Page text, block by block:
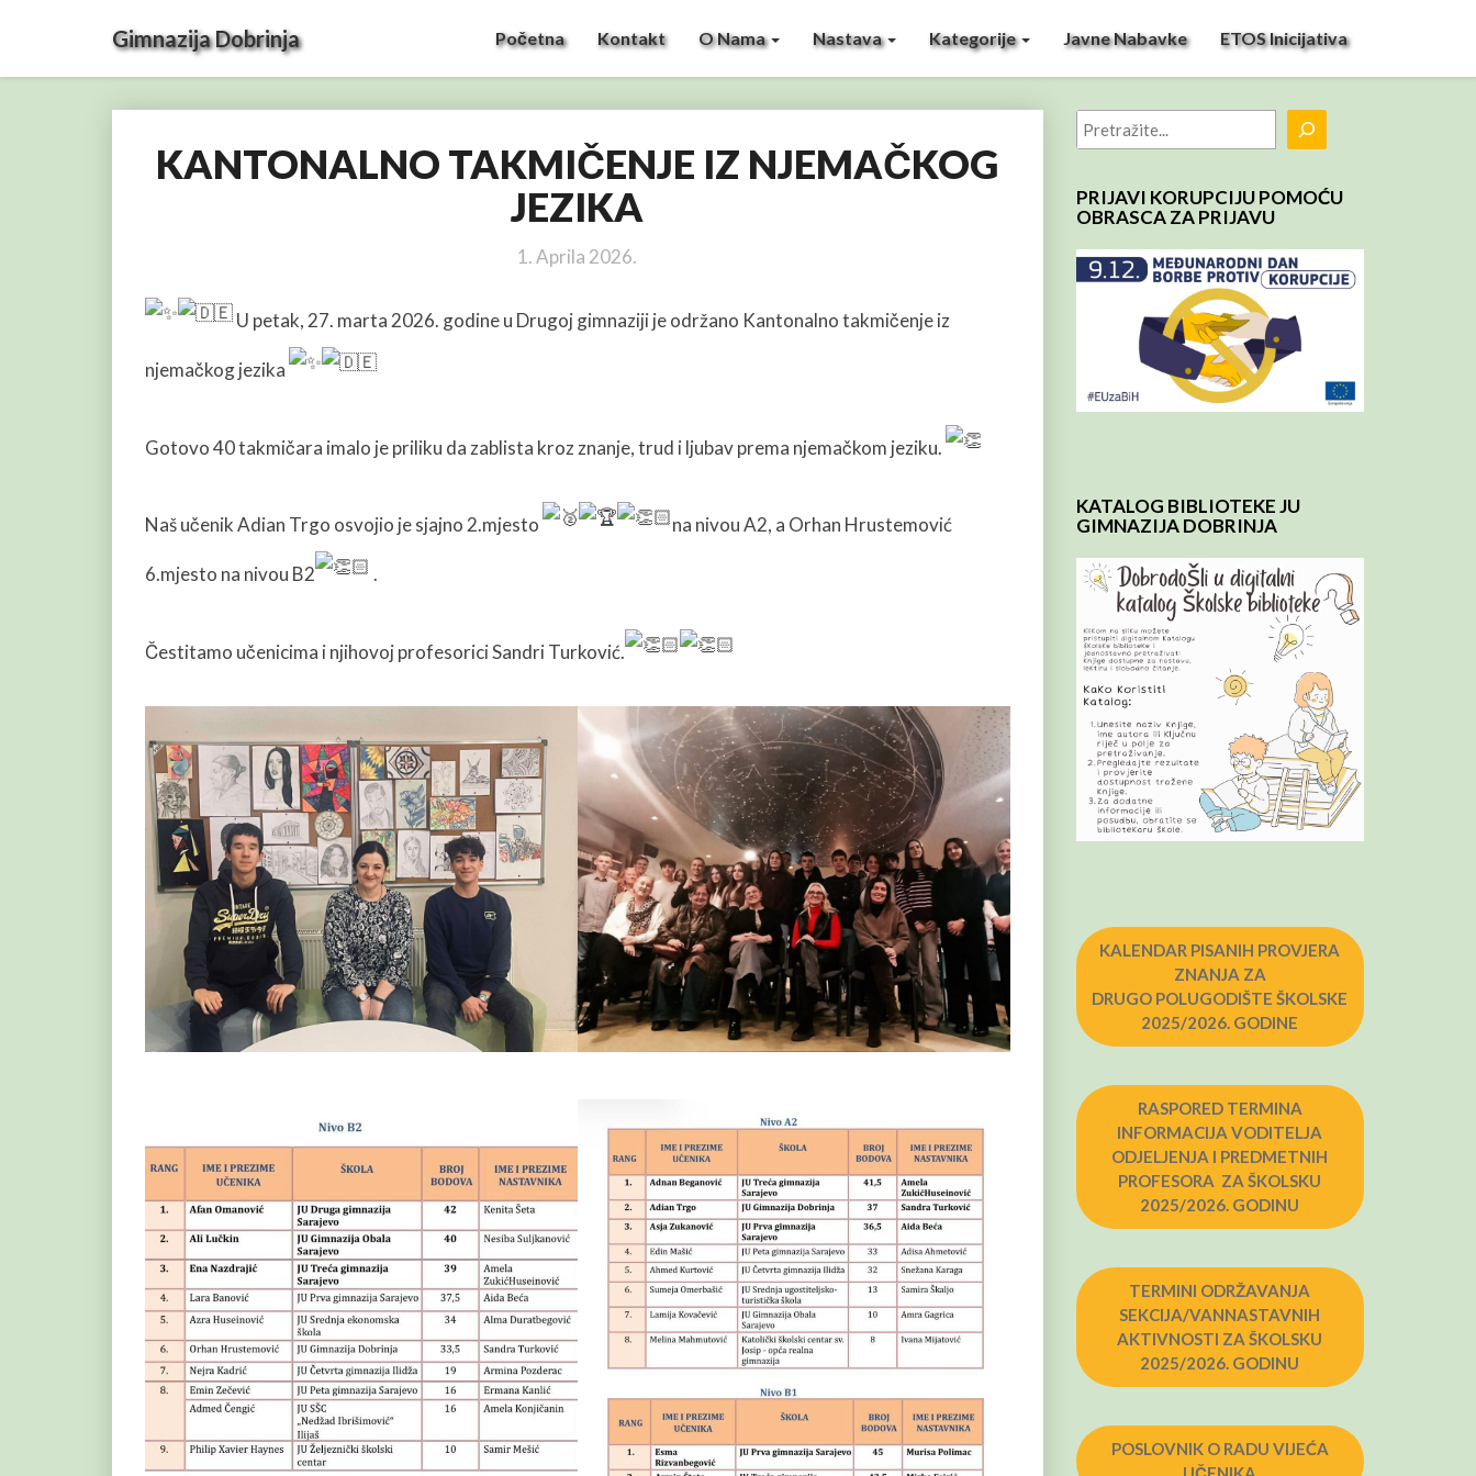
Gimnazija Dobrinja Početna Kontakt O Nama Nastava Kategorije Javne Nabavke ETOS Inicijativa
KANTONALNO
TAKMIČENJE
IZ
JEZIKA
KANTONALNO TAKMIČENJE IZ NJEMAČKOG
JEZIKA
1. Aprila 2026.
U petak, 27. marta 2026. godine u Drugoj gimnaziji je održano Kantonalno takmičenje iz
njemačkog jezika
Gotovo 40 takmičara imalo je priliku da zablista kroz znanje, trud i ljubav prema njemačkom jeziku.
Naš učenik Adian Trgo osvojio je sjajno 2.mjesto na nivou A2, a Orhan Hrustemović
6.mjesto na nivou B2 .
Čestitamo učenicima i njihovoj profesorici Sandri Turković.
Pretraga
PRIJAVI KORUPCIJU POMOĆU
OBRASCA ZA PRIJAVU
KATALOG BIBLIOTEKE JU
GIMNAZIJA DOBRINJA
KALENDAR PISANIH PROVJERA
ZNANJA ZA
DRUGO POLUGODIŠTE ŠKOLSKE
2025/2026. GODINE
RASPORED TERMINA
INFORMACIJA VODITELJA
ODJELJENJA I PREDMETNIH
PROFESORA ZA ŠKOLSKU
2025/2026. GODINU
TERMINI ODRŽAVANJA
SEKCIJA/VANNASTAVNIH
AKTIVNOSTI ZA ŠKOLSKU
2025/2026. GODINU
POSLOVNIK O RADU VIJEĆA